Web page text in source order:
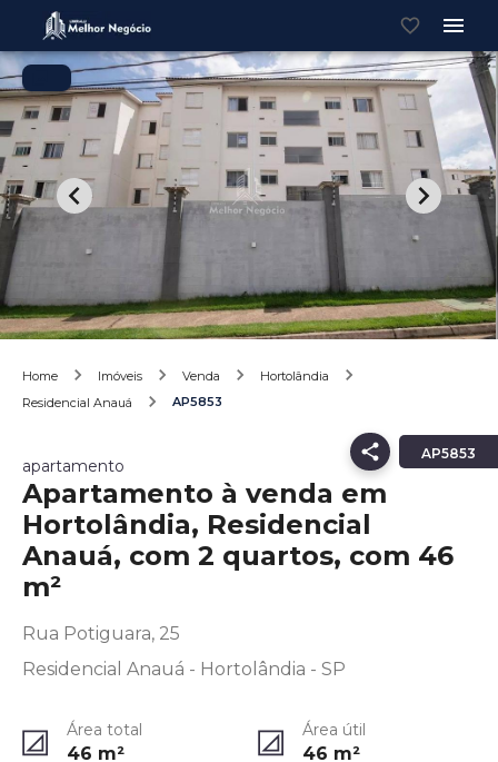
Home Imóveis Venda
Hortolândia
Residencial Anauá
AP5853
AP5853
apartamento
Apartamento à venda em
Hortolândia, Residencial
Anauá, com 2 quartos, com 46
m²
Rua Potiguara, 25
Residencial Anauá - Hortolândia - SP
Área total
46 m²
Área útil
46 m²